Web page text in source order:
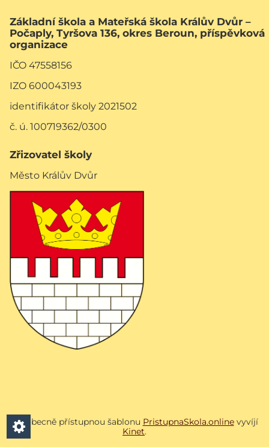
Základní škola a Mateřská škola Králův Dvůr –
Počaply, Tyršova 136, okres Beroun, příspěvková
organizace
IČO 47558156
IZO 600043193
identifikátor školy 2021502
č. ú. 100719362/0300
Zřizovatel školy
Město Králův Dvůr
Všeobecně přístupnou šablonu PristupnaSkola.onlinevyvíjí
Kinet.